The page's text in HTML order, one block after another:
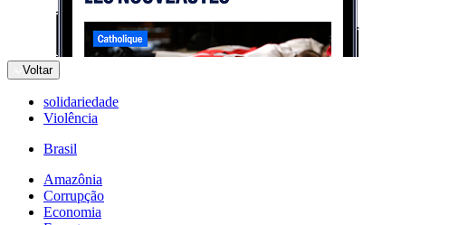
Voltar
solidariedade
Violência
Brasil
Amazônia
Corrupção
Economia